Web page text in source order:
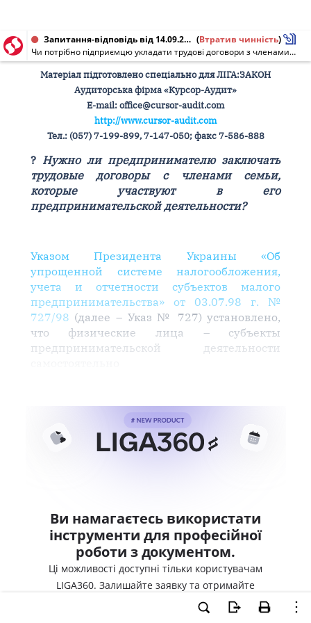
Запитання-відповідь від 14.09.2010 (Втратив чинність)
Чи потрібно підприємцю укладати трудові договори з членами сім'ї, які беруть участь в його підприємницькій діяльності?
Матеріал підготовлено спеціально для ЛІГА:ЗАКОН
Аудиторська фірма «Курсор-Аудит»
Е-mail: office@cursor-audit.com
http://www.cursor-audit.com
Тел.: (057) 7-199-899, 7-147-050; факс 7-586-888
? Нужно ли предпринимателю заключать
трудовые договоры с членами семьи,
которые участвуют в его
предпринимательской деятельности?
Указом Президента Украины «Об
упрощенной системе налогообложения,
учета и отчетности субъектов малого
предпринимательства» от 03.07.98 г. №
727/98 (далее – Указ № 727) установлено,
что физические лица – субъекты
предпринимательской деятельности
Ви намагаєтесь використати
інструменти для професійної
роботи з документом.
Ці можливості доступні тільки користувачам
LIGA360. Залишайте заявку та отримайте
доступ для професійної роботи прямо зараз.